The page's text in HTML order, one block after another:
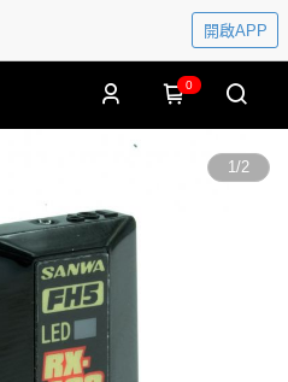
開啟APP
0
1/2